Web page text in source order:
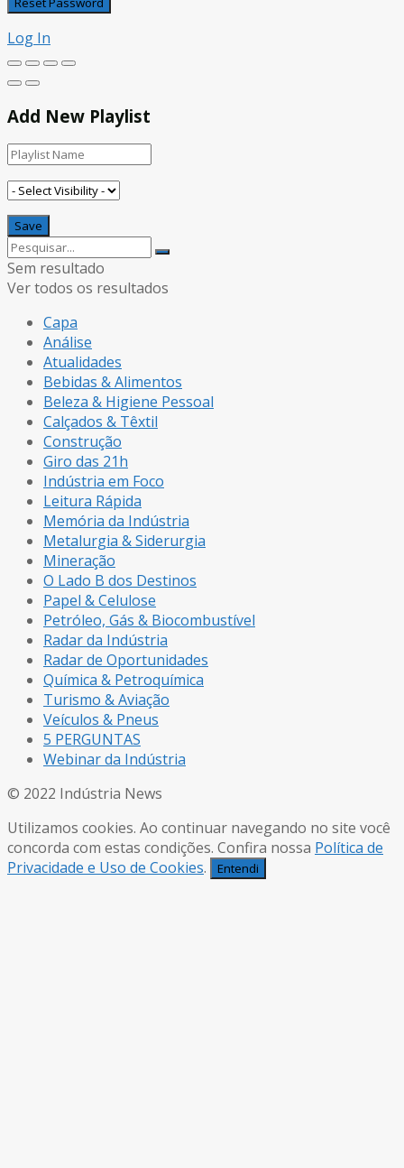
Log In
Add New Playlist
Sem resultado
Ver todos os resultados
Capa
Análise
Atualidades
Bebidas & Alimentos
Beleza & Higiene Pessoal
Calçados & Têxtil
Construção
Giro das 21h
Indústria em Foco
Leitura Rápida
Memória da Indústria
Metalurgia & Siderurgia
Mineração
O Lado B dos Destinos
Papel & Celulose
Petróleo, Gás & Biocombustível
Radar da Indústria
Radar de Oportunidades
Química & Petroquímica
Turismo & Aviação
Veículos & Pneus
5 PERGUNTAS
Webinar da Indústria
© 2022 Indústria News
Utilizamos cookies. Ao continuar navegando no site você
concorda com estas condições. Confira nossa Política de
Privacidade e Uso de Cookies. Entendi